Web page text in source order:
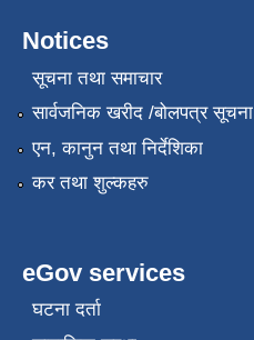
Notices
सूचना तथा समाचार
सार्वजनिक खरीद /बोलपत्र सूचना
एन, कानुन तथा निर्देशिका
कर तथा शुल्कहरु
eGov services
घटना दर्ता